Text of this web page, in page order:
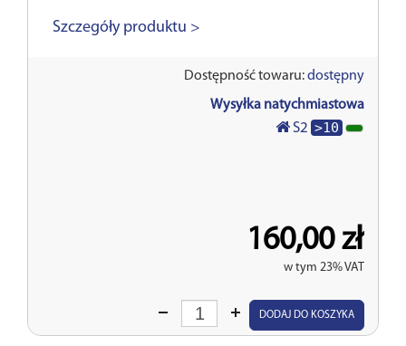
Szczegóły produktu >
Dostępność towaru:dostępny
Wysyłka natychmiastowa
S2 >10
160,00 zł
w tym 23% VAT
Wprowadź
DODAJ DO KOSZYKA